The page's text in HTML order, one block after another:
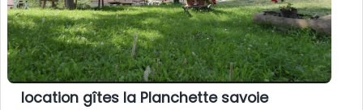
location gîtes la Planchette savoie